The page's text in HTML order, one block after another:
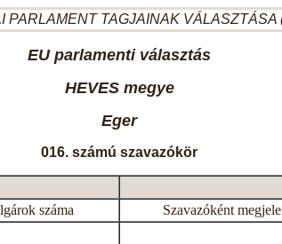
PARLAMENT TAGJAINAK VÁLASZTÁSA
EU parlamenti választás
HEVES megye
Eger
016. számú szavazókör
száma
Szavazóként